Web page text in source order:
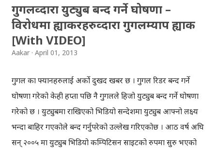
गुगलव्दारा युट्युब बन्द गर्ने घोषणा –
विरोधमा ह्याकरहरुव्दारा गुगलम्याप ह्याक
[With VIDEO]
Aakar April 01, 2013
गुगल का फ्यानहरुलाई अर्को दुखद खबर छ । गुगल रिडर बन्द गर्ने
घोषणा गरेको केही हप्ता पछि नै गुगलले हिजो युट्युब बन्द गर्ने घोषणा
गरेको छ । युट्युबमा राखिएको भिडियो सन्देशमा युट्युब आफ्नो लक्ष्य
भन्दा बाहिर गएकोले बन्द गर्नुपरेको उल्लेख गरिएकोछ । आठ वर्ष अघि
सन् २००५ मा युट्युब भिडियो कम्पिटिसन साइटको रुपमा सुरु भएको